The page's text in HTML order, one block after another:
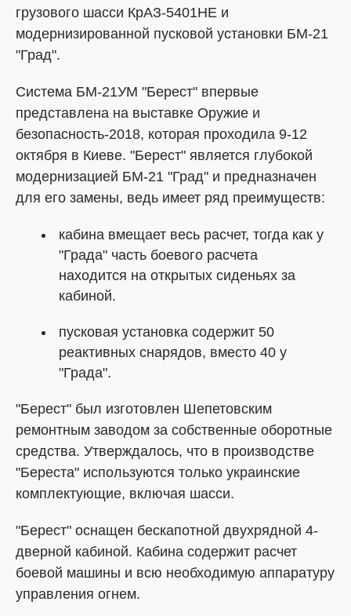
грузового шасси КрАЗ-5401НЕ и
модернизированной пусковой установки БМ-21
"Град".
Система БМ-21УМ "Берест" впервые
представлена на выставке Оружие и
безопасность-2018, которая проходила 9-12
октября в Киеве. "Берест" является глубокой
модернизацией БМ-21 "Град" и предназначен
для его замены, ведь имеет ряд преимуществ:
кабина вмещает весь расчет, тогда как у
"Града" часть боевого расчета
находится на открытых сиденьях за
кабиной.
пусковая установка содержит 50
реактивных снарядов, вместо 40 у
"Града".
"Берест" был изготовлен Шепетовским
ремонтным заводом за собственные оборотные
средства. Утверждалось, что в производстве
"Береста" используются только украинские
комплектующие, включая шасси.
"Берест" оснащен бескапотной двухрядной 4-
дверной кабиной. Кабина содержит расчет
боевой машины и всю необходимую аппаратуру
управления огнем.